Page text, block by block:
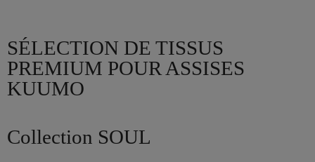
SÉLECTION DE TISSUS
PREMIUM POUR ASSISES
KUUMO
Collection SOUL